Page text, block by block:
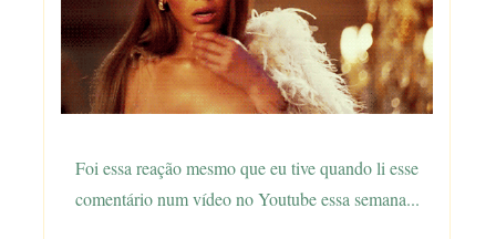
Foi essa reação mesmo que eu tive quando li esse
comentário num vídeo no Youtube essa semana...